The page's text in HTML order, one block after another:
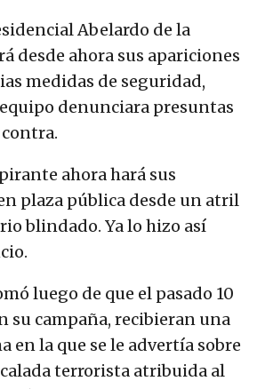
Abelardo de la
desde ahora sus apariciones
medidas de seguridad,
denunciara presuntas
ahora hará sus
plaza pública desde un atril
blindado. Ya lo hizo así
luego de que el pasado 10
su campaña, recibieran una
en la que se le advertía sobre
terrorista atribuida al